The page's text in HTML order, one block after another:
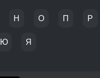
Н О П Р
Ю Я